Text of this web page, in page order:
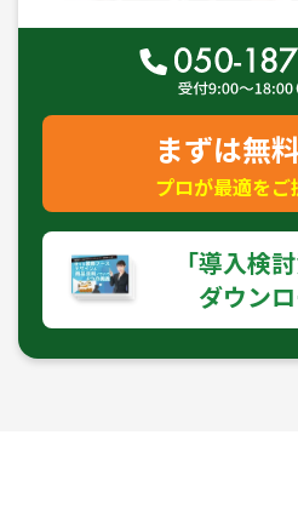
まずは無
プロが最適をご
｢導入検
ダウン